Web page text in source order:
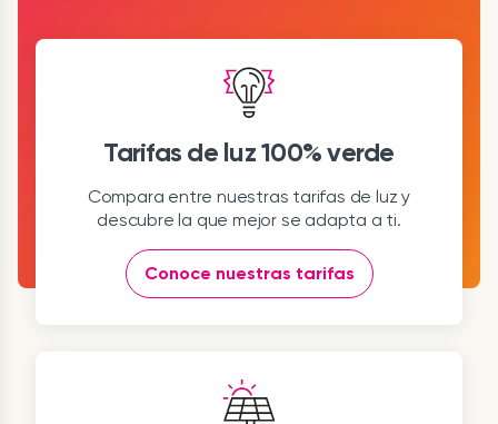
Tarifas de luz 100% verde
Compara entre nuestras tarifas de luz y
descubre la que mejor se adapta a ti.
Conoce nuestras tarifas